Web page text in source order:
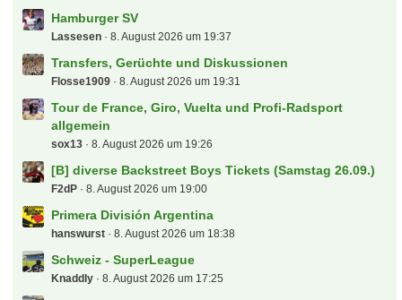
sugar 8. August 2026 um 22:31
Österreich - T-Mobile Bundesliga
fabian17 8. August 2026 um 22:09
MSV Duisburg
FlinkeFlasche 8. August 2026 um 21:37
Der Biete und Suche "Deutsche - Bahn - Sparfred"
Aktionen und Gutscheine
eltren 8. August 2026 um 21:34
S: 2-3 x NFL MÜNCHEN
khratoy 8. August 2026 um 21:03
Der "Deutsche - Bahn - Sparfred" Aktionen und
8. August 2026 um 20:37